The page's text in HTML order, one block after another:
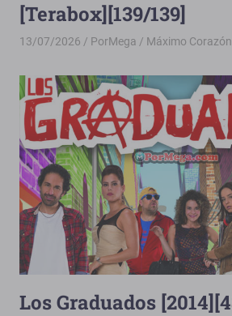
[Terabox][139/139]
13/07/2026 PorMega Máximo Corazón
Los Graduados